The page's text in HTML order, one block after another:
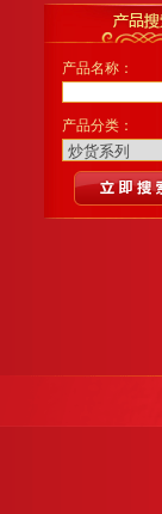
产品名称：
产品分类：